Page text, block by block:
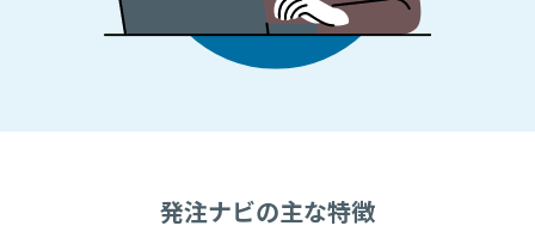
発注ナビの主な特徴